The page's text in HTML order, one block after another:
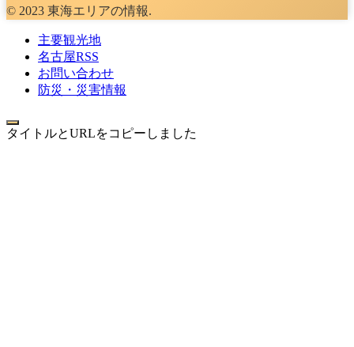
© 2023 東海エリアの情報.
主要観光地
名古屋RSS
お問い合わせ
防災・災害情報
タイトルとURLをコピーしました